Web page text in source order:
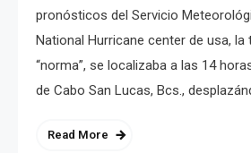
pronósticos del Servicio
National Hurricane center de usa,
“norma”, se localizaba a las 14
de Cabo San Lucas, Bcs.,
Read More